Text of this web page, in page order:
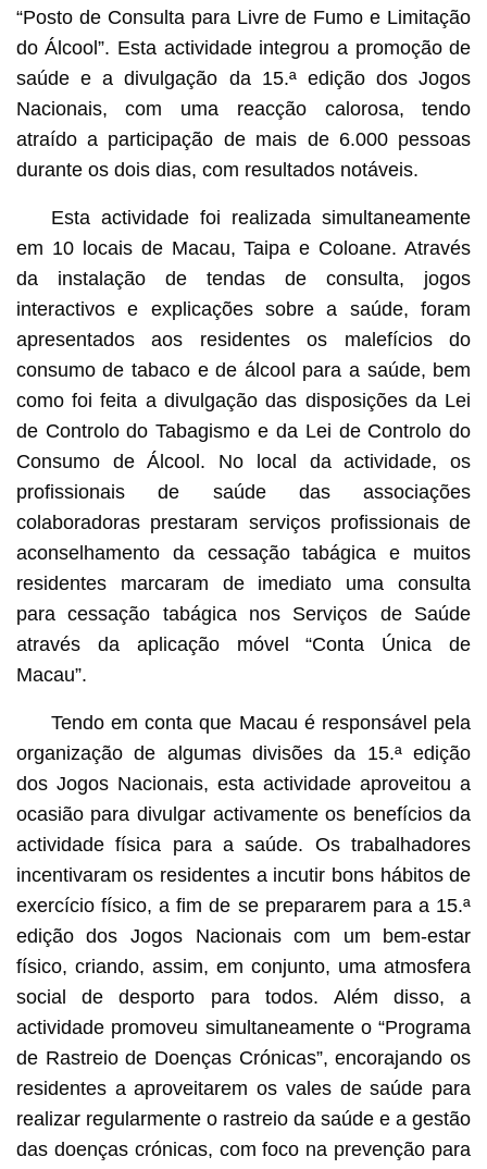
“Posto de Consulta para Livre de Fumo e Limitação
do Álcool”. Esta actividade integrou a promoção de
saúde e a divulgação da 15.ª edição dos Jogos
Nacionais, com uma reacção calorosa, tendo
atraído a participação de mais de 6.000 pessoas
durante os dois dias, com resultados notáveis.
Esta actividade foi realizada simultaneamente
em 10 locais de Macau, Taipa e Coloane. Através
da instalação de tendas de consulta, jogos
interactivos e explicações sobre a saúde, foram
apresentados aos residentes os malefícios do
consumo de tabaco e de álcool para a saúde, bem
como foi feita a divulgação das disposições da Lei
de Controlo do Tabagismo e da Lei de Controlo do
Consumo de Álcool. No local da actividade, os
profissionais de saúde das associações
colaboradoras prestaram serviços profissionais de
aconselhamento da cessação tabágica e muitos
residentes marcaram de imediato uma consulta
para cessação tabágica nos Serviços de Saúde
através da aplicação móvel “Conta Única de
Macau”.
Tendo em conta que Macau é responsável pela
organização de algumas divisões da 15.ª edição
dos Jogos Nacionais, esta actividade aproveitou a
ocasião para divulgar activamente os benefícios da
actividade física para a saúde. Os trabalhadores
incentivaram os residentes a incutir bons hábitos de
exercício físico, a fim de se prepararem para a 15.ª
edição dos Jogos Nacionais com um bem-estar
físico, criando, assim, em conjunto, uma atmosfera
social de desporto para todos. Além disso, a
actividade promoveu simultaneamente o “Programa
de Rastreio de Doenças Crónicas”, encorajando os
residentes a aproveitarem os vales de saúde para
realizar regularmente o rastreio da saúde e a gestão
das doenças crónicas, com foco na prevenção para